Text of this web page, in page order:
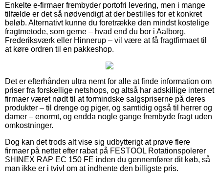
Enkelte e-firmaer frembyder portofri levering, men i mange
tilfælde er det så nødvendigt at der bestilles for et konkret
beløb. Alternativt kunne du foretrække den mindst kostelige
fragtmetode, som gerne – hvad end du bor i Aalborg,
Frederiksværk eller Hinnerup – vil være at få fragtfirmaet til
at køre ordren til en pakkeshop.
Det er efterhånden ultra nemt for alle at finde information om
priser fra forskellige netshops, og altså har adskillige internet
firmaer været nødt til at formindske salgspriserne på deres
produkter – til drenge og piger, og samtidig også til herrer og
damer – enormt, og endda nogle gange frembyde fragt uden
omkostninger.
Dog kan det trods alt vise sig udbytterigt at prøve flere
firmaer på nettet efter rabat på FESTOOL Rotationspolerer
SHINEX RAP EC 150 FE inden du gennemfører dit køb, så
man ikke er i tvivl om at indhente den billigste pris.